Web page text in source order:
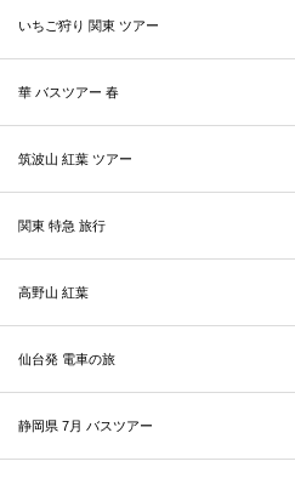
いちご狩り 関東 ツアー
華 バスツアー 春
筑波山 紅葉 ツアー
関東 特急 旅行
高野山 紅葉
仙台発 電車の旅
静岡県 7月 バスツアー